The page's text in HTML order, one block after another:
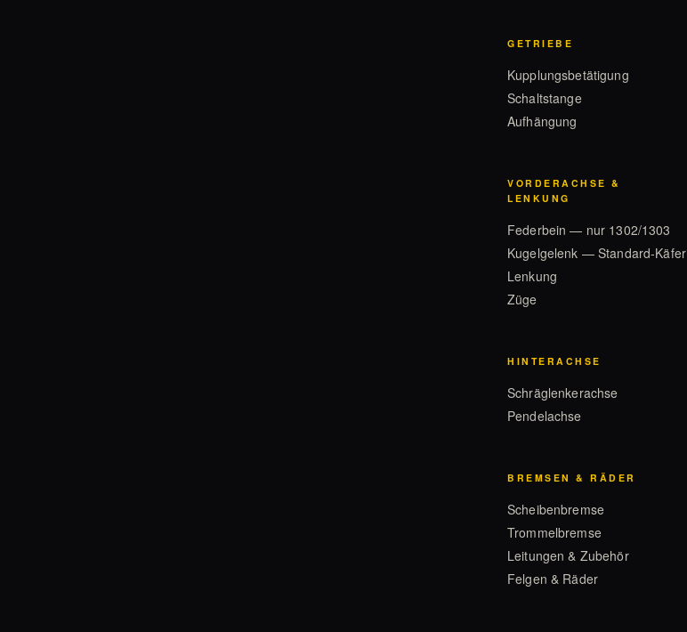
GETRIEBE
Kupplungsbetätigung
Schaltstange
Aufhängung
VORDERACHSE &
LENKUNG
Federbein — nur 1302/1303
Kugelgelenk — Standard-Käfer
Lenkung
Züge
HINTERACHSE
Schräglenkerachse
Pendelachse
BREMSEN & RÄDER
Scheibenbremse
Trommelbremse
Leitungen & Zubehör
Felgen & Räder